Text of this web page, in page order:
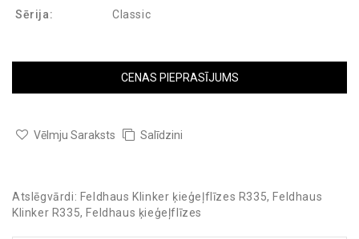
Sērija:
Classic
CENAS PIEPRASĪJUMS
Vēlmju Saraksts Salīdzini
Atslēgvārdi: Feldhaus Klinker ķieģeļflīzes R335, Feldhaus
Klinker R335, Feldhaus ķieģeļflīzes